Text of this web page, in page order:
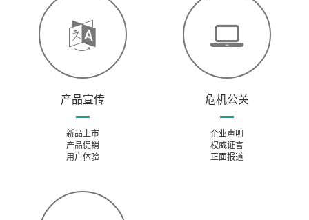
产品宣传
新品上市
产品促销
用户体验
危机公关
企业声明
权威证言
正面报道